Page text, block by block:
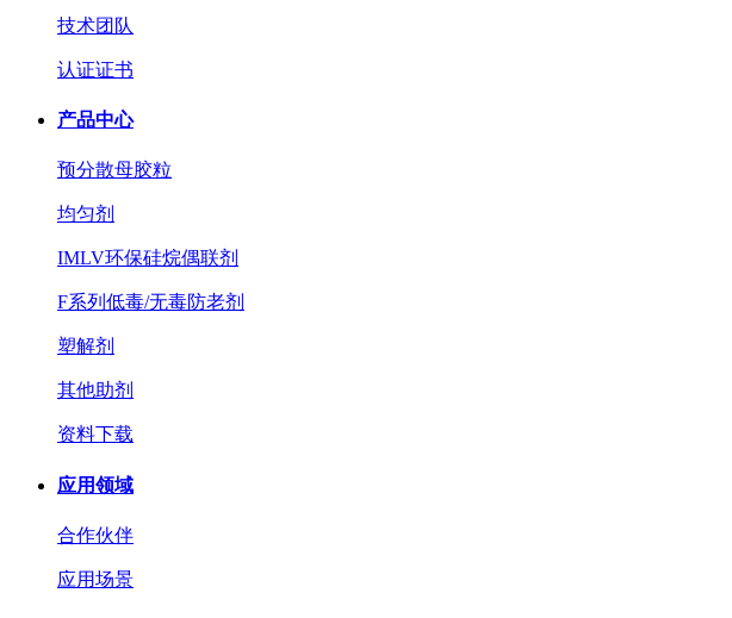
技术团队
认证证书
产品中心
预分散母胶粒
均匀剂
IMLV环保硅烷偶联剂
F系列低毒/无毒防老剂
塑解剂
其他助剂
资料下载
应用领域
合作伙伴
应用场景